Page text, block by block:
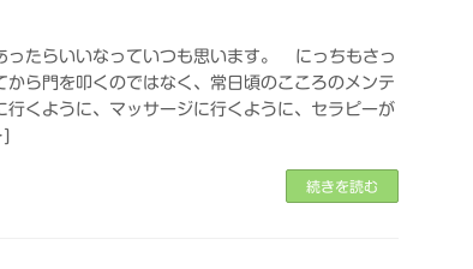
ったらいいなっていつも思います。 にっちもさっ
から門を叩くのではなく、常日頃のこころのメンテ
行くように、マッサージに行くように、セラピーが
続きを読む